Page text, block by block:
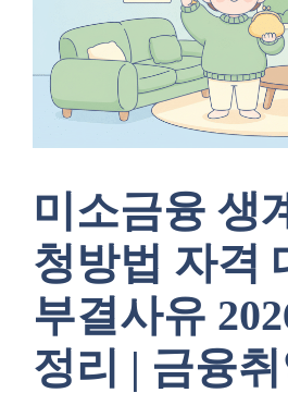
미소금융 생
청방법 자격
부결사유
정리 | 금융